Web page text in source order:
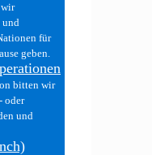
wir
und
für
geben.
bitten wir
oder
und